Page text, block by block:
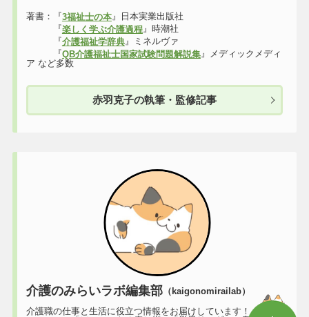
著書：『3福祉士の本』日本実業出版社
『楽しく学ぶ介護過程』時潮社
『介護福祉学辞典』ミネルヴァ
『QB介護福祉士国家試験問題解説集』メディックメディ
ア など多数
赤羽克子の執筆・監修記事
介護のみらいラボ編集部（kaigonomirailab）
介護職の仕事と生活に役立つ情報をお届けしています！「最新